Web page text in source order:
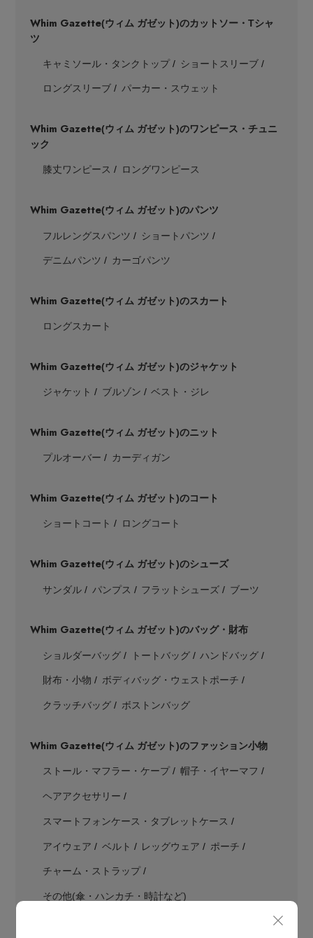
【エディターズ・エッセンシャル】
Stay inthe Loop
Whim Gazette(ウィム ガゼット)のカットソー・Tシャ
ツ
キャミソール・タンクトップ ショートスリーブ
ロングスリーブ パーカー・スウェット
Whim Gazette(ウィム ガゼット)のワンピース・チュニ
ック
膝丈ワンピース ロングワンピース
Whim Gazette(ウィム ガゼット)のパンツ
フルレングスパンツ ショートパンツ
デニムパンツ カーゴパンツ
Whim Gazette(ウィム ガゼット)のスカート
ロングスカート
Whim Gazette(ウィム ガゼット)のジャケット
ジャケット ブルゾン ベスト・ジレ
Whim Gazette(ウィム ガゼット)のニット
プルオーバー カーディガン
Whim Gazette(ウィム ガゼット)のコート
ショートコート ロングコート
Whim Gazette(ウィム ガゼット)のシューズ
サンダル パンプス フラットシューズ ブーツ
Whim Gazette(ウィム ガゼット)のバッグ・財布
ショルダーバッグ トートバッグ ハンドバッグ
財布・小物 ボディバッグ・ウェストポーチ
クラッチバッグ ボストンバッグ
Whim Gazette(ウィム ガゼット)のファッション小物
ストール・マフラー・ケープ 帽子・イヤーマフ
ヘアアクセサリー
スマートフォンケース・タブレットケース
アイウェア ベルト レッグウェア ポーチ
チャーム・ストラップ
その他(傘・ハンカチ・時計など)